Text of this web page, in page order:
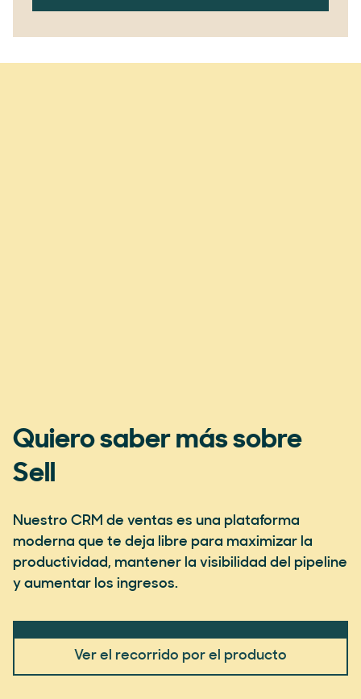
Quiero saber más sobre
Sell
Nuestro CRM de ventas es una plataforma
moderna que te deja libre para maximizar la
productividad, mantener la visibilidad del pipeline
y aumentar los ingresos.
Ver el recorrido por el producto